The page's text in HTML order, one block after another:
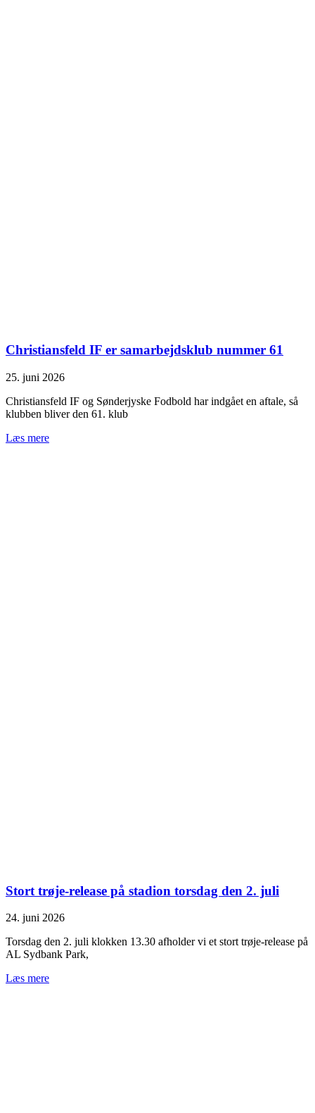
Christiansfeld IF er samarbejdsklub nummer 61
25. juni 2026
Christiansfeld IF og Sønderjyske Fodbold har indgået en aftale, så
klubben bliver den 61. klub
Læs mere
Stort trøje-release på stadion torsdag den 2. juli
24. juni 2026
Torsdag den 2. juli klokken 13.30 afholder vi et stort trøje-release på
AL Sydbank Park,
Læs mere